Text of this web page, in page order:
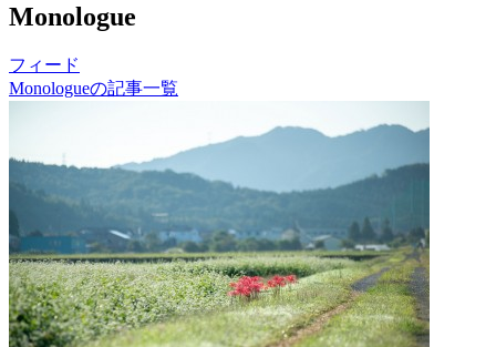
Monologue
フィード
Monologueの記事一覧